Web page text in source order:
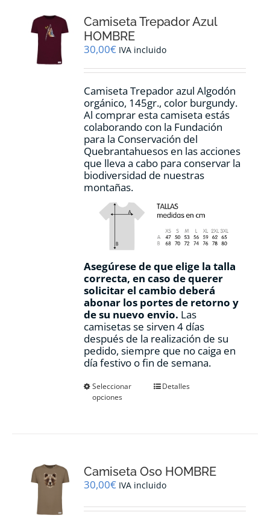
se
elegir
en
la
de
producto
Camiseta Trepador Azul
HOMBRE
30,00€ IVA incluido
Camiseta Trepador azul Algodón
orgánico, 145gr., color burgundy.
Al comprar esta camiseta estás
colaborando con la Fundación
para la Conservación del
Quebrantahuesos en las acciones
que lleva a cabo para conservar la
biodiversidad de nuestras
montañas.
Asegúrese de que elige la talla
correcta, en caso de querer
solicitar el cambio deberá
abonar los portes de retorno y
de su nuevo envio. Las
camisetas se sirven 4 días
después de la realización de su
pedido, siempre que no caiga en
día festivo o fin de semana.
Seleccionar
opciones
Este
se
pueden
en
Detalles
Camiseta Oso HOMBRE
30,00€ IVA incluido